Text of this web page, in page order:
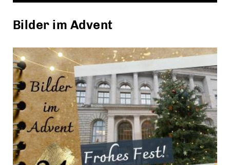
Bilder im Advent